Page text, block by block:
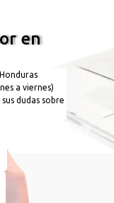
en
a viernes)
dudas sobre